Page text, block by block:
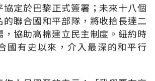
協定於巴黎正式簽署；未來十八個
的聯合國和平部隊，將收拾長達二
，協助高棉建立民主制度。紐約時
國有史以來，介入最深的和平行